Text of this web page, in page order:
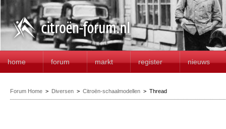
home forum markt register nieuws
Forum Home > Diversen > Citroën-schaalmodellen > Thread